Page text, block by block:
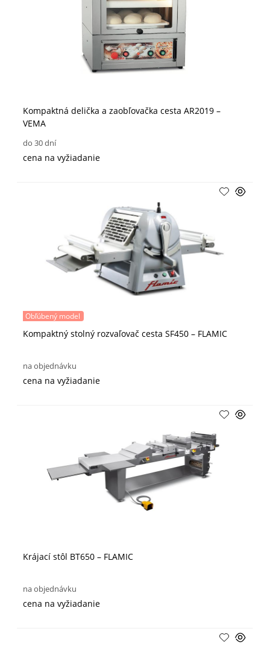
Kompaktná delička a zaobľovačka cesta AR2019 –
VEMA
do 30 dní
cena na vyžiadanie
Kompaktný stolný rozvaľovač cesta SF450 – FLAMIC
Obľúbený model
na objednávku
cena na vyžiadanie
Krájací stôl BT650 – FLAMIC
na objednávku
cena na vyžiadanie